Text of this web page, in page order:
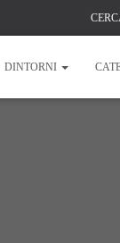
DINTORNI